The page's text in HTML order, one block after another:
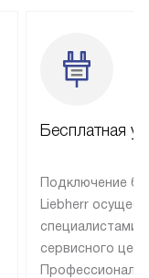
Бесплатная
Подключение
Liebherr
специалистами
сервисного